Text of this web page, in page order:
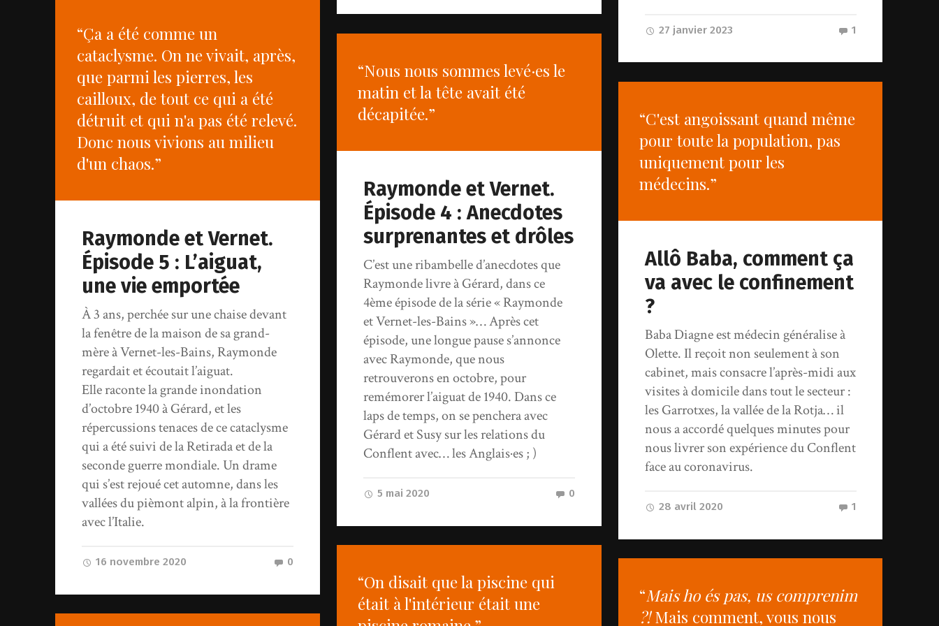
27 janvier 2023 1
“Ça a été comme un
cataclysme. On ne vivait, après,
que parmi les pierres, les
cailloux, de tout ce qui a été
détruit et qui n'a pas été relevé.
Donc nous vivions au milieu
d'un chaos.”
Raymonde et Vernet.
Épisode 5 : L’aiguat,
une vie emportée
À 3 ans, perchée sur une chaise devant
la fenêtre de la maison de sa grand-
mère à Vernet-les-Bains, Raymonde
regardait et écoutait l’aiguat.
Elle raconte la grande inondation
d’octobre 1940 à Gérard, et les
répercussions tenaces de ce cataclysme
qui a été suivi de la Retirada et de la
seconde guerre mondiale. Un drame
qui s’est rejoué cet automne, dans les
vallées du pièmont alpin, à la frontière
avec l’Italie.
16 novembre 2020 0
“Nous nous sommes levé·es le
matin et la tête avait été
décapitée.”
Raymonde et Vernet.
Épisode 4 : Anecdotes
surprenantes et drôles
C’est une ribambelle d’anecdotes que
Raymonde livre à Gérard, dans ce
4ème épisode de la série « Raymonde
et Vernet-les-Bains »… Après cet
épisode, une longue pause s’annonce
avec Raymonde, que nous
retrouverons en octobre, pour
remémorer l’aiguat de 1940. Dans ce
laps de temps, on se penchera avec
Gérard et Susy sur les relations du
Conflent avec… les Anglais·es ; )
5 mai 2020 0
“C'est angoissant quand même
pour toute la population, pas
uniquement pour les
médecins.”
Allô Baba, comment ça
va avec le confinement
?
Baba Diagne est médecin généralise à
Olette. Il reçoit non seulement à son
cabinet, mais consacre l’après-midi aux
visites à domicile dans tout le secteur :
les Garrotxes, la vallée de la Rotja… il
nous a accordé quelques minutes pour
nous livrer son expérience du Conflent
face au coronavirus.
28 avril 2020 1
“On disait que la piscine qui
était à l'intérieur était une
“Mais ho és pas, us comprenim
?!Mais comment, vous nous